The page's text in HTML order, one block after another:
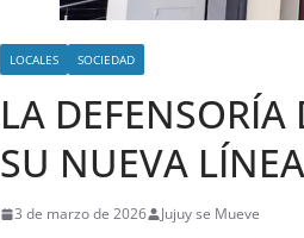
LOCALES SOCIEDAD
LA DEFENSORÍA
SU NUEVA
3 de marzo de 2026 Jujuy se Mueve